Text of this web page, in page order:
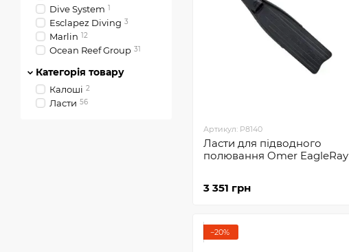
Артикул: P8140
Ласти для підводного
полювання Omer EagleRay
3 351 грн
−20%
Dive System 1
Esclapez Diving 3
Marlin 12
Ocean Reef Group 31
Категорія товару
Калоші 2
Ласти 56